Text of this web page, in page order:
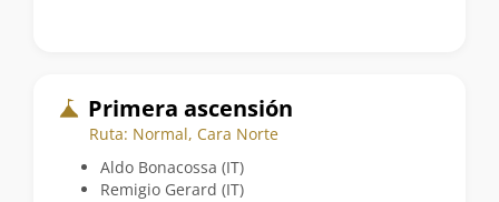
Primera ascensión
Ruta: Normal, Cara Norte
Aldo Bonacossa (IT)
Remigio Gerard (IT)